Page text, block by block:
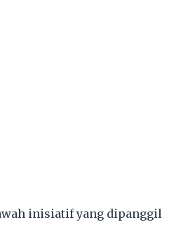
inisiatif yang dipanggil